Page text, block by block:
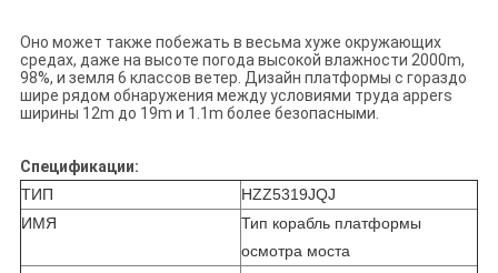
Оно может также побежать в весьма хуже окружающих
средах, даже на высоте погода высокой влажности 2000m,
98%, и земля 6 классов ветер. Дизайн платформы с гораздо
шире рядом обнаружения между условиями труда appers
ширины 12m до 19m и 1.1m более безопасными.
Спецификации:
ТИП
HZZ5319JQJ
ИМЯ
Тип корабль платформы
осмотра моста